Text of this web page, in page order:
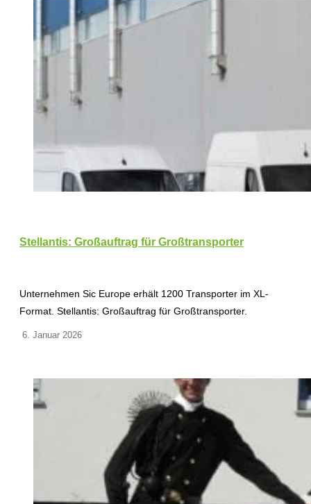
Stellantis: Großauftrag für Großtransporter
Unternehmen Sic Europe erhält 1200 Transporter im XL-
Format. Stellantis: Großauftrag für Großtransporter.
6. Januar 2026